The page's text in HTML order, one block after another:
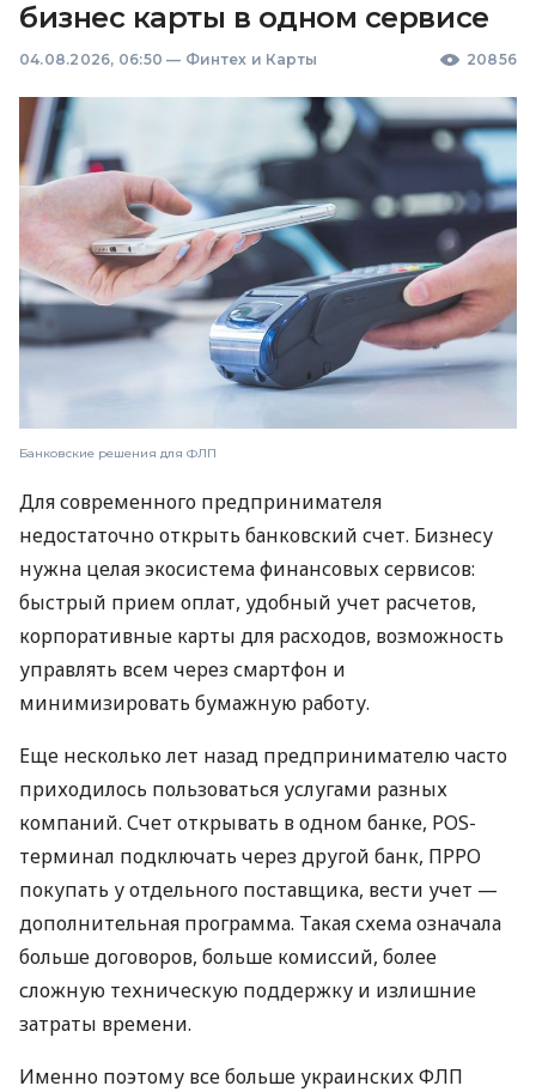
бизнес карты в одном сервисе
04.08.2026, 06:50 — Финтех и Карты 20856
Банковские решения для ФЛП
Для современного предпринимателя
недостаточно открыть банковский счет. Бизнесу
нужна целая экосистема финансовых сервисов:
быстрый прием оплат, удобный учет расчетов,
корпоративные карты для расходов, возможность
управлять всем через смартфон и
минимизировать бумажную работу.
Еще несколько лет назад предпринимателю часто
приходилось пользоваться услугами разных
компаний. Счет открывать в одном банке, POS-
терминал подключать через другой банк, ПРРО
покупать у отдельного поставщика, вести учет —
дополнительная программа. Такая схема означала
больше договоров, больше комиссий, более
сложную техническую поддержку и излишние
затраты времени.
Именно поэтому все больше украинских ФЛП